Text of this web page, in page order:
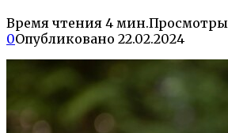
Время чтения 4 мин.Просмотры
0Опубликовано 22.02.2024